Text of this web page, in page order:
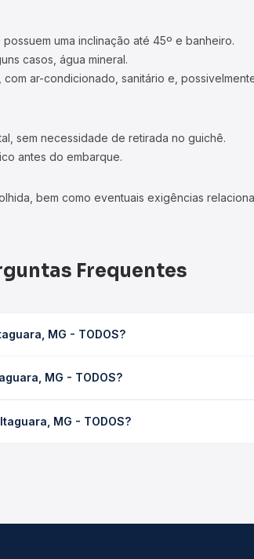
uma inclinação até 45º e banheiro.
casos, água mineral.
ar-condicionado, sanitário e,
sem necessidade de retirada no guichê.
antes do embarque.
bem como eventuais exigências
Frequentes
MG - TODOS?
consulta os horários disponíveis e vê a
MG - TODOS?
os preços de todas as viações em
MG - TODOS?